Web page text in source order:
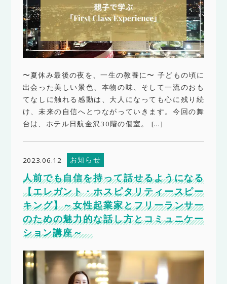
〜夏休み最後の夜を、一生の教養に〜 子どもの頃に
出会った美しい景色、本物の味、そして一流のおも
てなしに触れる感動は、大人になっても心に残り続
け、未来の自信へとつながっていきます。今回の舞
台は、ホテル日航金沢30階の個室。 […]
2023.06.12 お知らせ
人前でも自信を持って話せるようになる
【エレガント・ホスピタリティースピー
キング】～女性起業家とフリーランサー
のための魅力的な話し方とコミュニケー
ション講座～